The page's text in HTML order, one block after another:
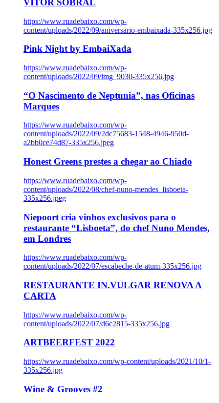
VÍTOR SOBRAL
https://www.ruadebaixo.com/wp-
content/uploads/2022/09/aniversario-embaixada-335x256.jpg
Pink Night by EmbaiXada
https://www.ruadebaixo.com/wp-
content/uploads/2022/09/img_9030-335x256.jpg
“O Nascimento de Neptunia”, nas Oficinas
Marques
https://www.ruadebaixo.com/wp-
content/uploads/2022/09/2dc75683-1548-4946-950d-
a2bb0ce74d87-335x256.jpeg
Honest Greens prestes a chegar ao Chiado
https://www.ruadebaixo.com/wp-
content/uploads/2022/08/chef-nuno-mendes_lisboeta-
335x256.jpeg
Niepoort cria vinhos exclusivos para o
restaurante “Lisboeta”, do chef Nuno Mendes,
em Londres
https://www.ruadebaixo.com/wp-
content/uploads/2022/07/escabeche-de-atum-335x256.jpg
RESTAURANTE IN.VULGAR RENOVA A
CARTA
https://www.ruadebaixo.com/wp-
content/uploads/2022/07/d6c2815-335x256.jpg
ARTBEERFEST 2022
https://www.ruadebaixo.com/wp-content/uploads/2021/10/1-
335x256.jpg
Wine & Grooves #2